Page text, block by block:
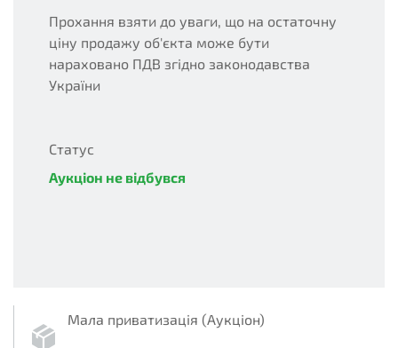
Мала приватизація (Аукціон)
Прохання взяти до уваги, що на остаточну
ціну продажу об'єкта може бути
нараховано ПДВ згідно законодавства
України
Статус
Аукціон не відбувся